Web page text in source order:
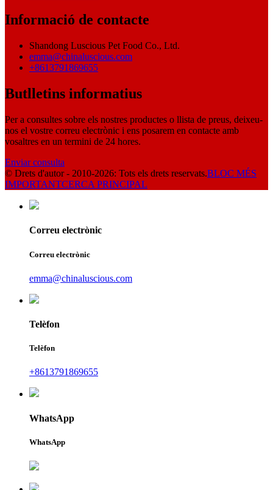
Informació de contacte
Shandong Luscious Pet Food Co., Ltd.
emma@chinaluscious.com
+8613791869655
Butlletins informatius
Per a consultes sobre els nostres productes o llista de preus, deixeu-
nos el vostre correu electrònic i ens posarem en contacte amb
vosaltres en un termini de 24 hores.
Enviar consulta
© Drets d'autor - 2010-2026: Tots els drets reservats.BLOC MÉS
IMPORTANTCERCA PRINCIPAL
Correu electrònic
Correu electrònic
emma@chinaluscious.com
Telèfon
Telèfon
+8613791869655
WhatsApp
WhatsApp